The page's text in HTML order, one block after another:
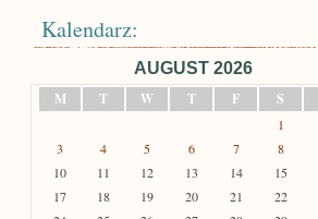
Kalendarz:
AUGUST 2026
M
T W T F S
1
3
4 5 6 7 8
10
11 12 13 14 15
17
18 19 20 21 22